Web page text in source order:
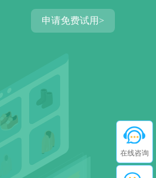
申请免费试用>
在线咨询